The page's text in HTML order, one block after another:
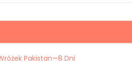
Pakistan—8 Dni